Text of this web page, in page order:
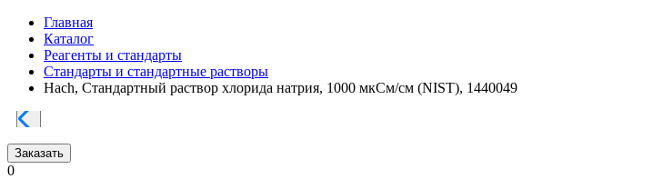
Главная
Каталог
Реагенты и стандарты
Стандарты и стандартные растворы
Hach, Стандартный раствор хлорида натрия, 1000 мкСм/см (NIST), 1440049
Заказать
0